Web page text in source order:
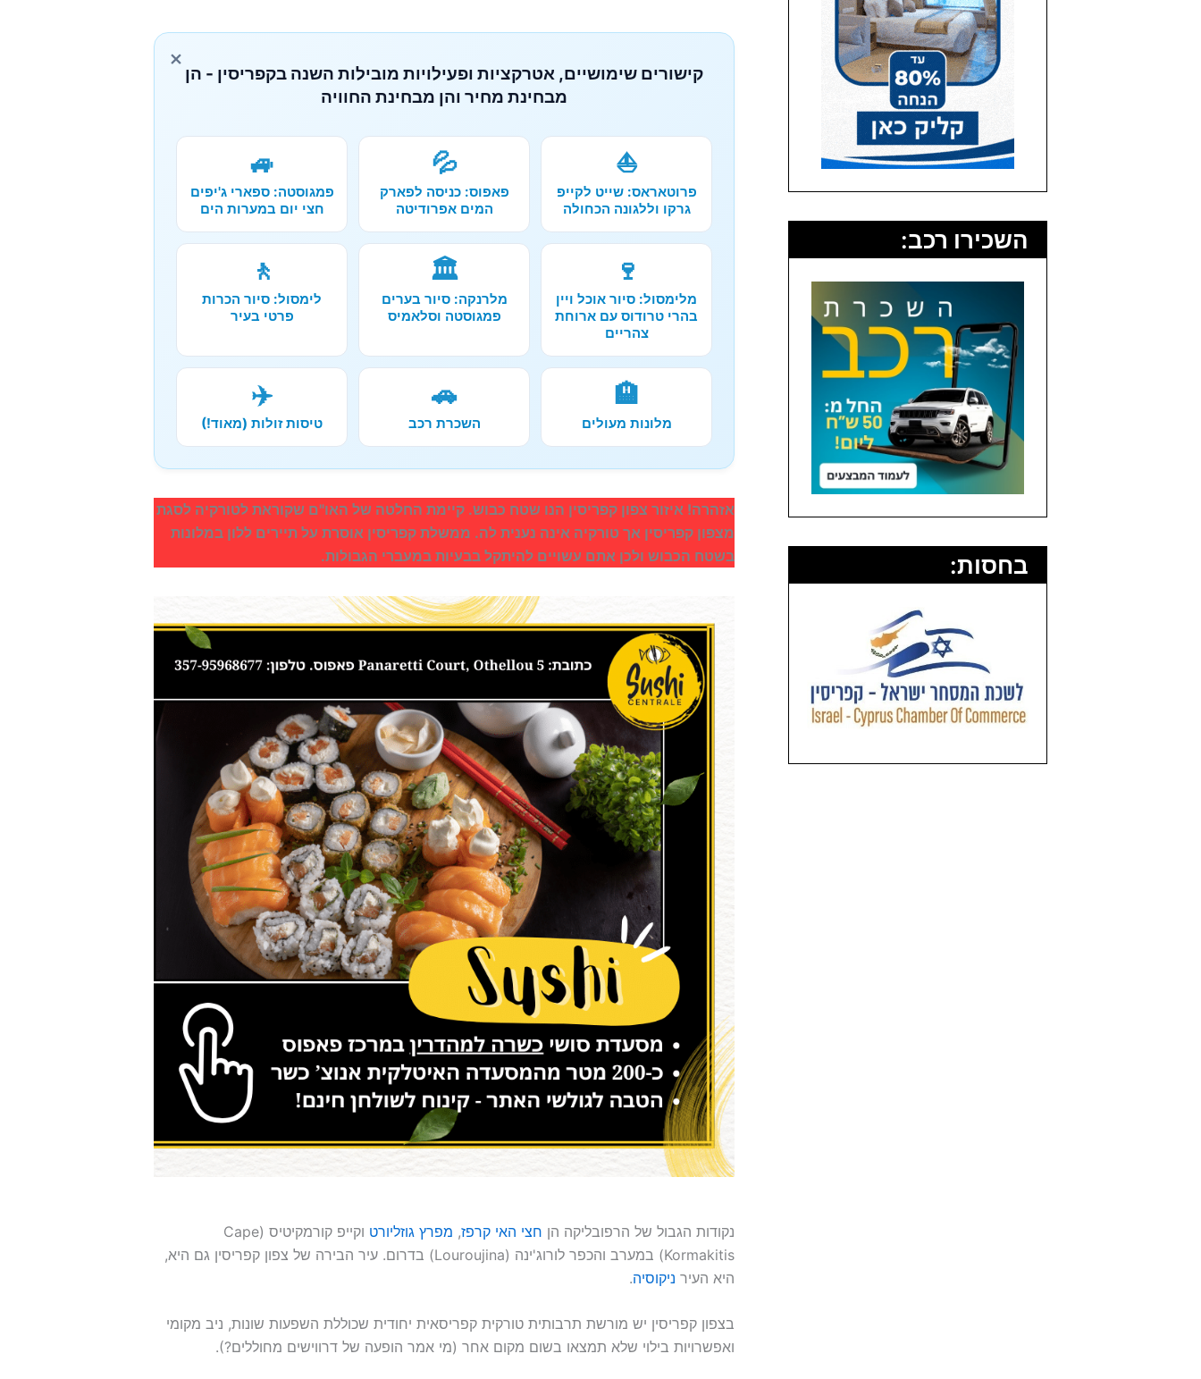
השכירו רכב:
בחסות:
×
קישורים שימושיים, אטרקציות ופעילויות מובילות השנה בקפריסין - הן
מבחינת מחיר והן מבחינת החוויה
⛵
פרוטאראס: שייט לקייפ
גרקו וללגונה הכחולה
💦
פאפוס: כניסה לפארק
המים אפרודיטה
🚙
פמגוסטה: ספארי ג'יפים
חצי יום במערות הים
🍷
מלימסול: סיור אוכל ויין
בהרי טרודוס עם ארוחת
צהריים
🏛️
מלרנקה: סיור בערים
פמגוסטה וסלאמיס
🚶
לימסול: סיור הכרות
פרטי בעיר
🏨
מלונות מעולים
🚗
השכרת רכב
✈️
טיסות זולות (מאוד!)
אזהרה! איזור צפון קפריסין הנו שטח כבוש. קיימת החלטה של האו"ם שקוראת לטורקיה לסגת
מצפון קפריסין אך טורקיה אינה נענית לה. ממשלת קפריסין אוסרת על תיירים ללון במלונות
בשטח הכבוש ולכן אתם עשויים להיתקל בבעיות במעברי הגבולות.
נקודות הגבול של הרפובליקה הן חצי האי קרפז, מפרץ גוזליורט
וקייפ קורמקיטיס (Cape
Kormakitis) במערב והכפר לורוג'ינה (Louroujina) בדרום. עיר הבירה של צפון קפריסין גם היא,
היא העיר ניקוסיה.
בצפון קפריסין יש מורשת תרבותית טורקית קפריסאית יחודית שכוללת השפעות שונות, ניב מקומי
ואפשרויות בילוי שלא תמצאו בשום מקום אחר (מי אמר הופעה של דרווישים מחוללים?).